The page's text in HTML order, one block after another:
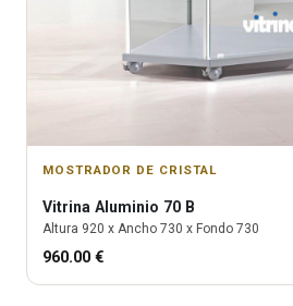
MOSTRADOR DE CRISTAL
Vitrina Aluminio 70 B
Altura 920 x Ancho 730 x Fondo 730
960.00 €